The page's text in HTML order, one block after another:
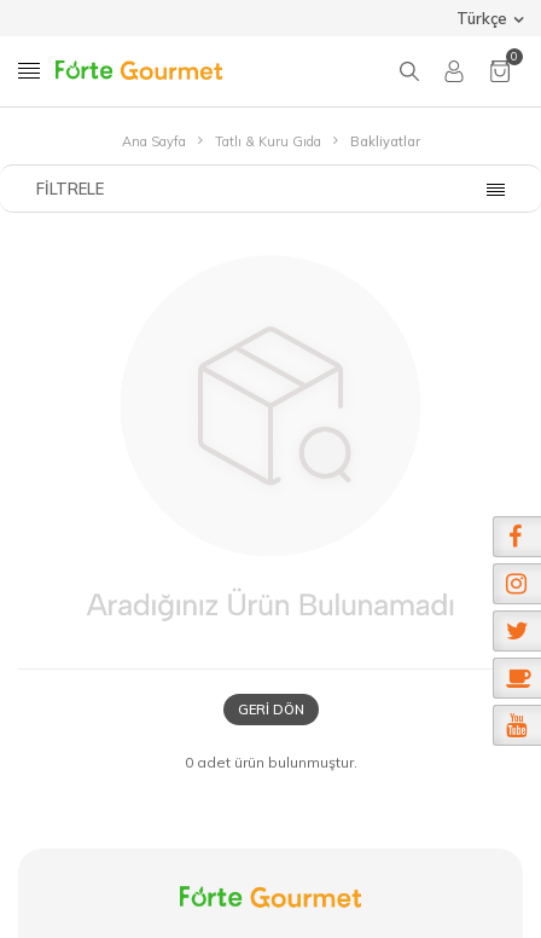
Türkçe
0
Ana Sayfa Tatlı & Kuru Gıda Bakliyatlar
FILTRELE
GERI DÖN
0 adet ürün bulunmuştur.